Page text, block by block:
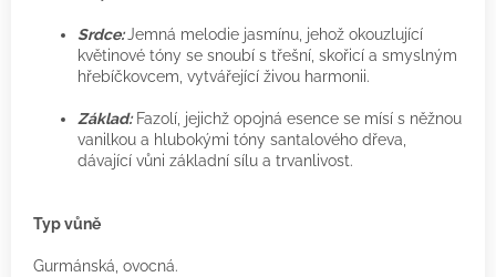
Srdce:Jemná melodie jasmínu, jehož okouzlující
květinové tóny se snoubí s třešní, skořicí a smyslným
hřebíčkovcem, vytvářející živou harmonii.
Základ:Fazolí, jejichž opojná esence se mísí s něžnou
vanilkou a hlubokými tóny santalového dřeva,
dávající vůni základní sílu a trvanlivost.
Typ vůně
Gurmánská, ovocná.